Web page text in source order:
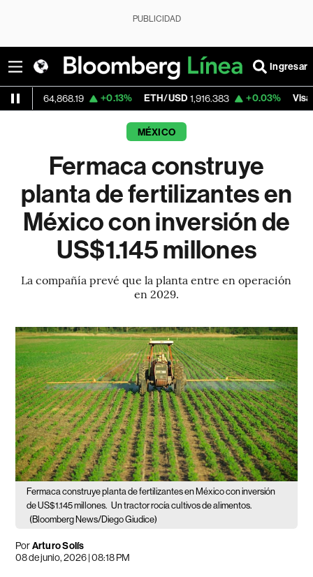
PUBLICIDAD
Ingresar
+0.13% ETH/USD 1,916.383 +0.03% Visa 368.22
MÉXICO
Fermaca construye
planta de fertilizantes en
México con inversión de
US$1.145 millones
La compañía prevé que la planta entre en operación
en 2029.
Fermaca construye planta de fertilizantes en México con inversión
de US$1.145 millones. Un tractor rocía cultivos de alimentos.
(Bloomberg News/Diego Giudice)
PorArturo Solís
08 de junio, 2026 | 08:18 PM